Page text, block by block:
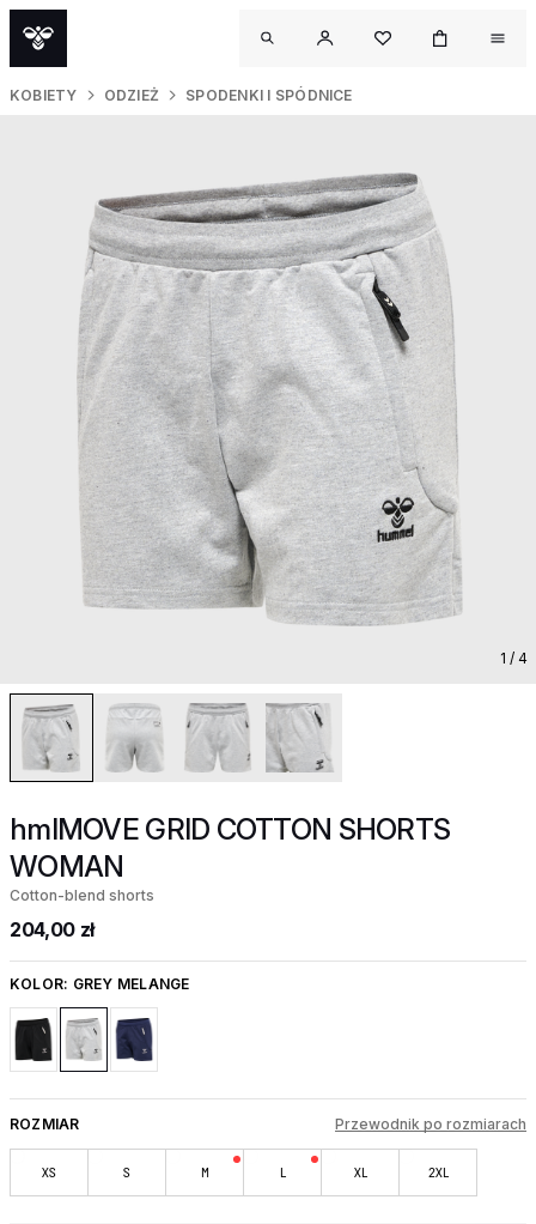
KOBIETY ODZIEŻ SPODENKI I SPÓDNICE
1 / 4
hmlMOVE GRID COTTON SHORTS
WOMAN
Cotton-blend shorts
204,00 zł
KOLOR: GREY MELANGE
ROZMIAR Przewodnik po rozmiarach
XS S M L XL 2XL